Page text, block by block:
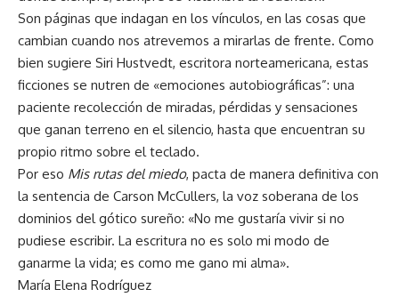
Son páginas que indagan en los vínculos, en las cosas que
cambian cuando nos atrevemos a mirarlas de frente. Como
bien sugiere Siri Hustvedt, escritora norteamericana, estas
ficciones se nutren de «emociones autobiográficas”: una
paciente recolección de miradas, pérdidas y sensaciones
que ganan terreno en el silencio, hasta que encuentran su
propio ritmo sobre el teclado.
Por eso Mis rutas del miedo, pacta de manera definitiva con
la sentencia de Carson McCullers, la voz soberana de los
dominios del gótico sureño: «No me gustaría vivir si no
pudiese escribir. La escritura no es solo mi modo de
ganarme la vida; es como me gano mi alma».
María Elena Rodríguez